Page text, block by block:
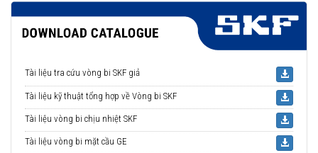
Tài liệu tra cứu vòng bi SKF giả
Tài liệu kỹ thuật tổng hợp về Vòng bi SKF
Tài liệu vòng bi chịu nhiệt SKF
Tài liệu vòng bi mặt cầu GE